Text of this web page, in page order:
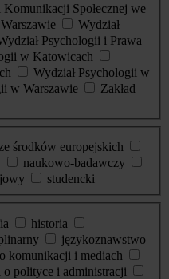
Komunikacji Społecznej we
Wydział
Psychologii i Prawa
w Katowicach
Wydział Psychologii w
w Warszawie
Zakład
środków europejskich
naukowo-badawczy
studencki
historia
językoznawstwo
komunikacji i mediach
o polityce i administracji